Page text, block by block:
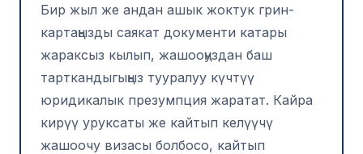
Бир жыл же андан ашык жоктук грин-
картаңызды саякат документи катары
жараксыз кылып, жашооңуздан баш
тарткандыгыңыз тууралуу күчтүү
юридикалык презумпция жаратат. Кайра
кирүү уруксаты же кайтып келүүчү
жашоочу визасы болбосо, кайтып